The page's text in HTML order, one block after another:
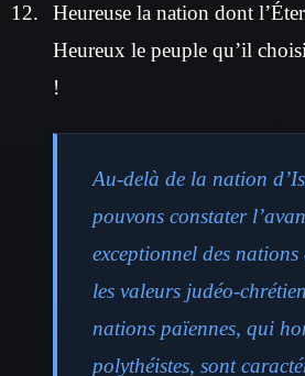
Heureuse la nation dont
Heureux le peuple qu’il
!
Au-delà de la nation
pouvons constater
exceptionnel des
les valeurs judéo-
nations païennes, qui
polythéistes, sont